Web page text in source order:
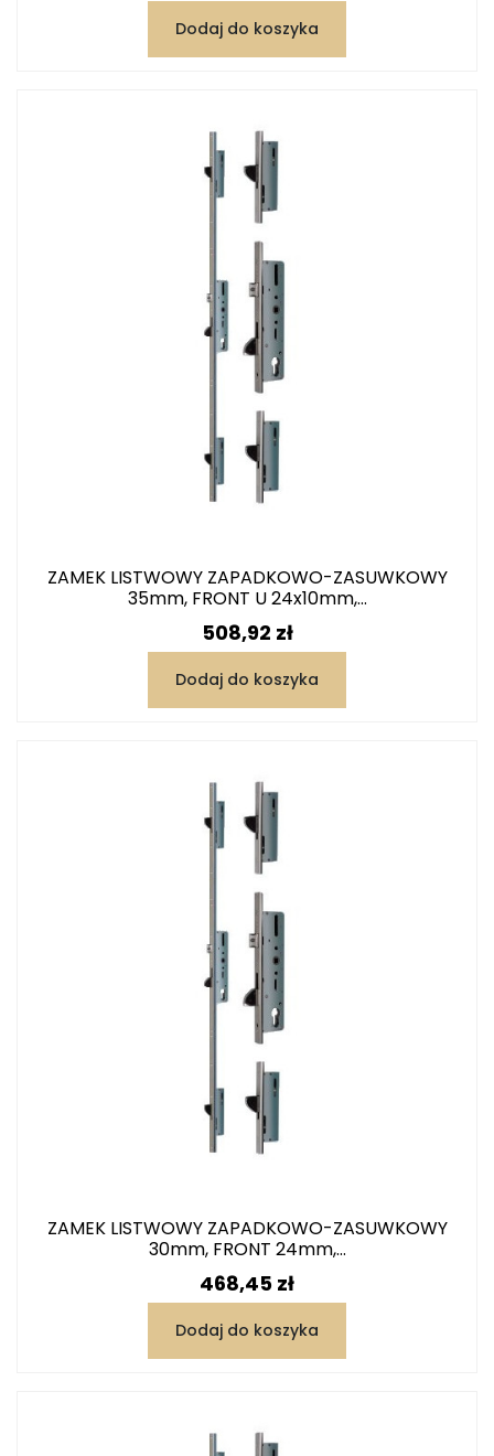
Dodaj do koszyka
ZAMEK LISTWOWY ZAPADKOWO-ZASUWKOWY
35mm, FRONT U 24x10mm,...
Cena
508,92 zł
Dodaj do koszyka
ZAMEK LISTWOWY ZAPADKOWO-ZASUWKOWY
30mm, FRONT 24mm,...
Cena
468,45 zł
Dodaj do koszyka